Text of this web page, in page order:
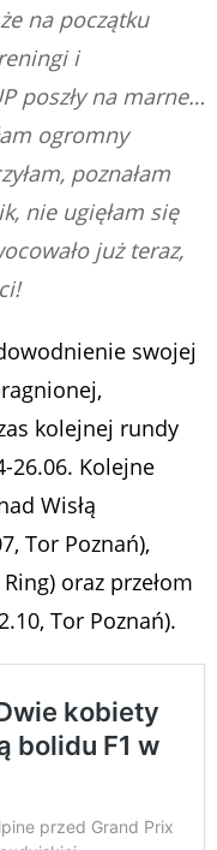
na początku
i
poszły na marne…
ogromny
poznałam
nie ugięłam się
już teraz,
swojej
kolejnej rundy
26.06. Kolejne
Wisłą
Tor Poznań),
oraz przełom
Tor Poznań).